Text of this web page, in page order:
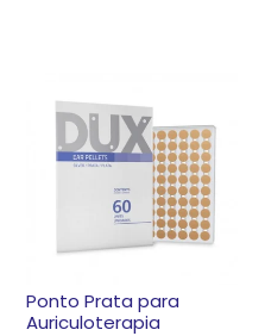
Ponto Prata para
Auriculoterapia